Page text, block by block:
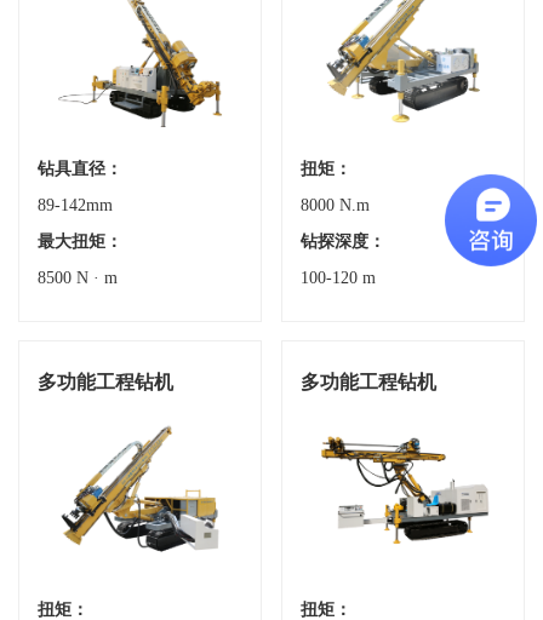
钻具直径：
89-142mm
最大扭矩：
8500 N · m
扭矩：
8000 N.m
钻探深度：
100-120 m
多功能工程钻机
扭矩：
多功能工程钻机
扭矩：